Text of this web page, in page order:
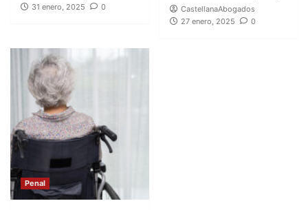
31 enero, 2025
0
CastellanaAbogados
27 enero, 2025
0
Penal